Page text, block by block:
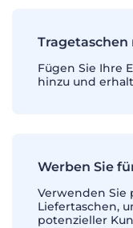
Fügen Sie Ihre
hinzu und
Werben Sie
Verwenden Sie
Liefertaschen,
potenzieller